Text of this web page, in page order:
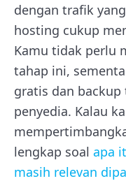
dengan trafik
hosting cukup
Kamu tidak perlu
tahap ini,
gratis dan
penyedia. Kalau
lengkap soal apa
masih relevan